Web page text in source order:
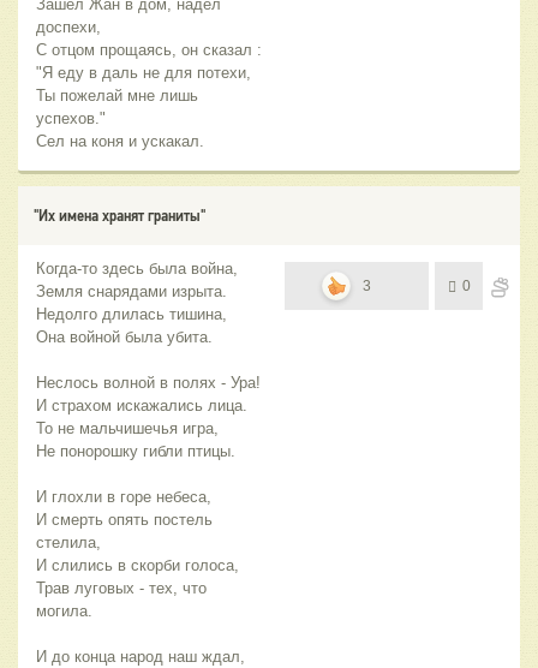
Зашёл Жан в дом, надел
доспехи,
С отцом прощаясь, он сказал :
"Я еду в даль не для потехи,
Ты пожелай мне лишь
успехов."
Сел на коня и ускакал.
"Их имена хранят граниты"
Когда-то здесь была война,
Земля снарядами изрыта.
Недолго длилась тишина,
Она войной была убита.
Неслось волной в полях - Ура!
И страхом искажались лица.
То не мальчишечья игра,
Не понорошку гибли птицы.
И глохли в горе небеса,
И смерть опять постель
стелила,
И слились в скорби голоса,
Трав луговых - тех, что
могила.
И до конца народ наш ждал,
3 0